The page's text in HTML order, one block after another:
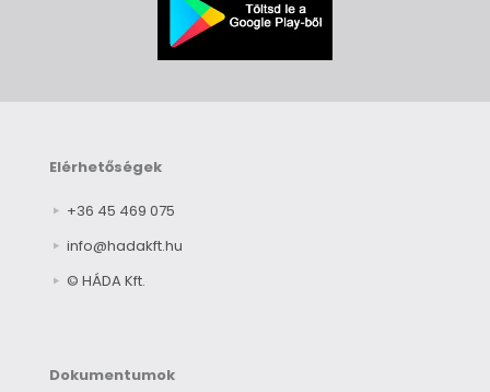
Elérhetőségek
+36 45 469 075
info@hadakft.hu
© HÁDA Kft.
Dokumentumok